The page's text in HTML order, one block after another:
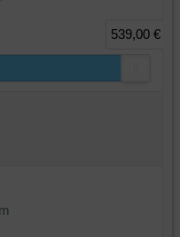
539,00 €